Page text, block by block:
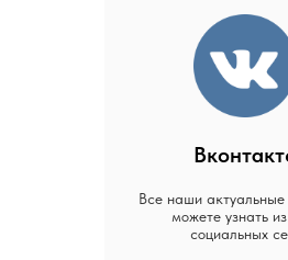
Все наши
можете узнать
социальных